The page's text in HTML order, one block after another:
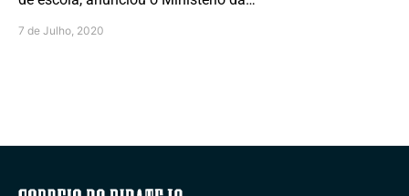
7 de Julho, 2020